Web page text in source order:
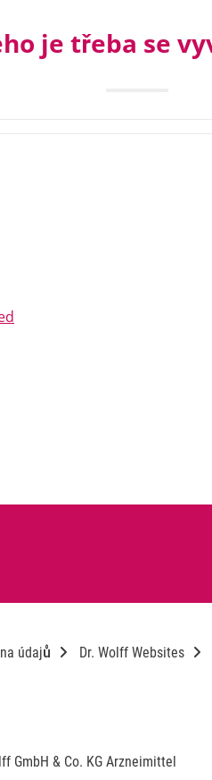
je třeba se
údajů Dr. Wolff Websites
GmbH & Co. KG Arzneimittel